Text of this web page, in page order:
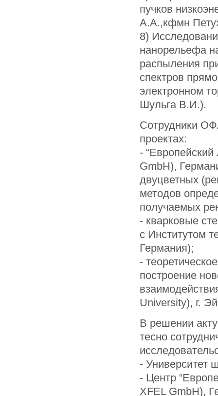
пучков
А.А.,кфмн
8)
нанорельефа
распыления
спектров
электронном
Шульга В.И.).
Сотрудники
проектах:
-
GmbH),
двуцветных
методов
получаемых
- кварковые
с Институтом
Германия);
-
построение
University), г.
В решении
тесно
- Университет
- Центр
XFEL GmbH),